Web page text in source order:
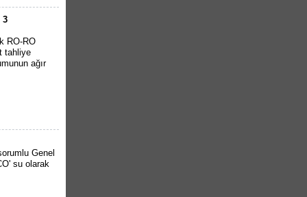
3
RO-RO
tahliye
ağır
Genel
su olarak